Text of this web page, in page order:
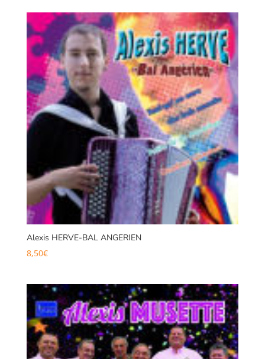
Alexis HERVE-BAL ANGERIEN
8,50€